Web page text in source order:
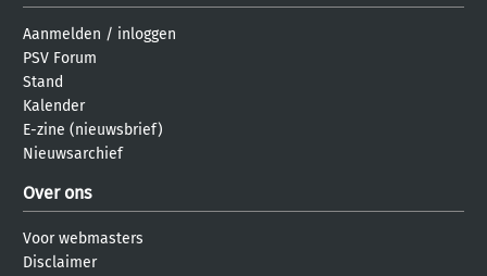
Aanmelden / inloggen
PSV Forum
Stand
Kalender
E-zine (nieuwsbrief)
Nieuwsarchief
Over ons
Voor webmasters
Disclaimer